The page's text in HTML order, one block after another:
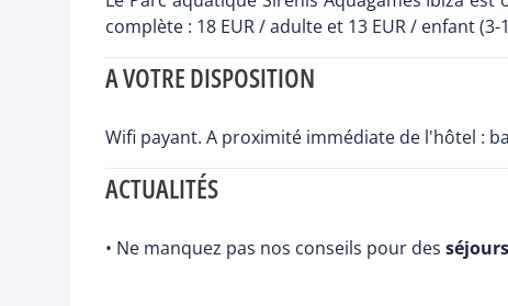
complète : 18 EUR / adulte et 13 EUR / enfant
A VOTRE DISPOSITION
Wifi payant. A proximité immédiate de l'hôtel :
ACTUALITÉS
• Ne manquez pas nos conseils pour des